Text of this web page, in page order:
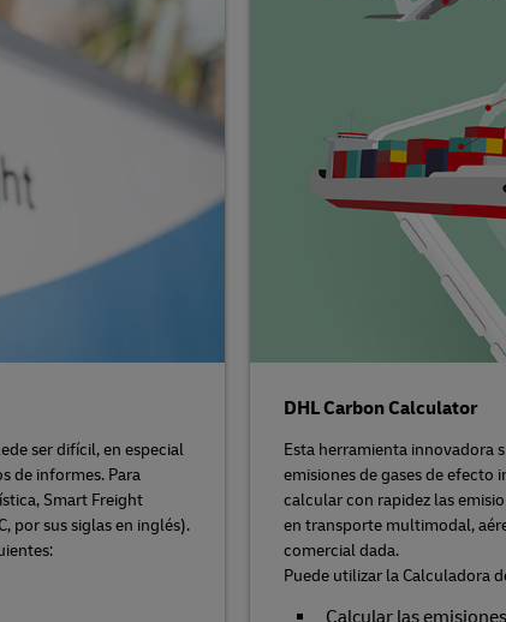
ser difícil, en especial
de informes. Para
Smart Freight
por sus siglas en inglés).
DHL Carbon Calculator
Esta herramienta innovadora
emisiones de gases de efecto
calcular con rapidez las
en transporte multimodal,
comercial dada.
Puede utilizar la Calculadora